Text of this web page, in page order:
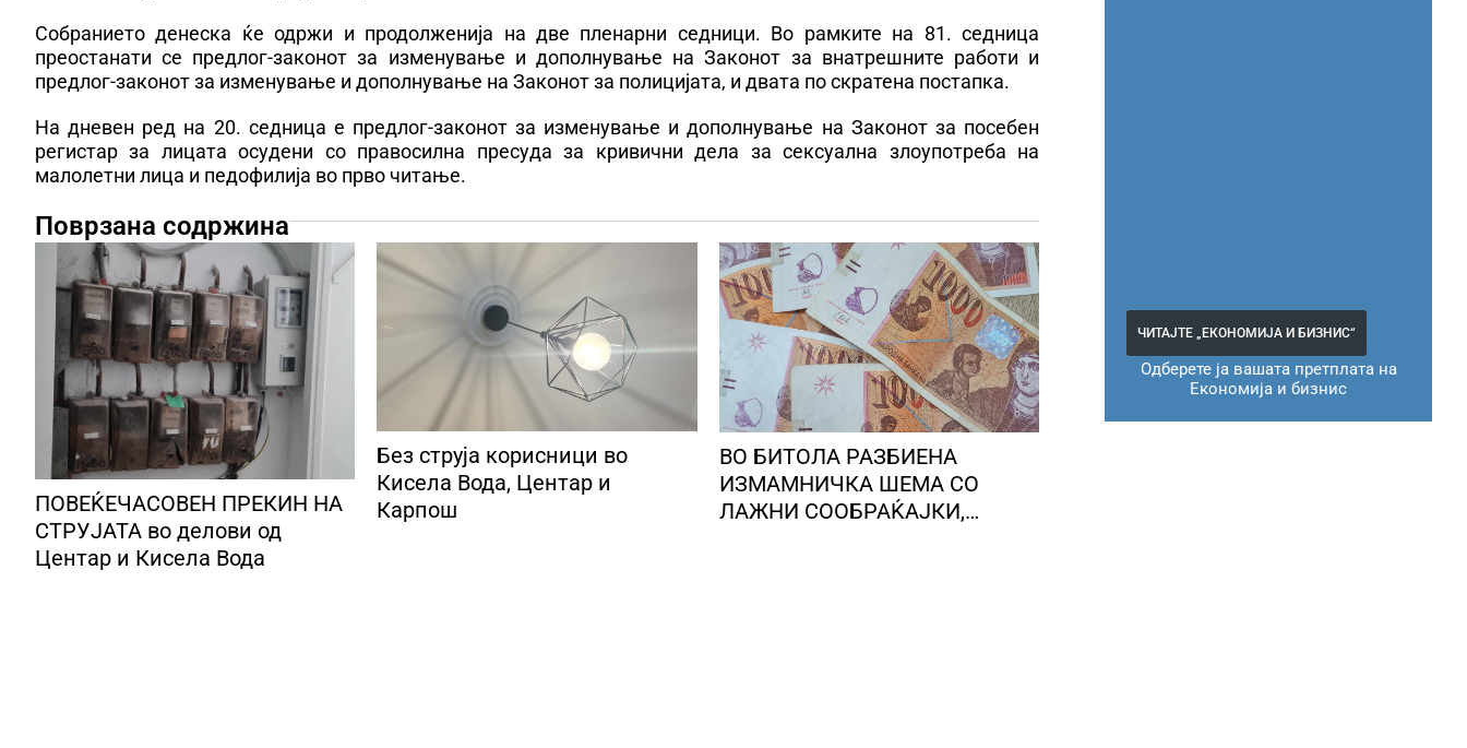
Собранието денеска ќе одржи и продолженија на две пленарни седници. Во рамките на 81. седница
преостанати се предлог-законот за изменување и дополнување на Законот за внатрешните работи и
предлог-законот за изменување и дополнување на Законот за полицијата, и двата по скратена постапка.
На дневен ред на 20. седница е предлог-законот за изменување и дополнување на Законот за посебен
регистар за лицата осудени со правосилна пресуда за кривични дела за сексуална злоупотреба на
малолетни лица и педофилија во прво читање.
Поврзана содржина
ПОВЕЌЕЧАСОВЕН ПРЕКИН НА
СТРУЈАТА во делови од
Центар и Кисела Вода
Без струја корисници во
Кисела Вода, Центар и
Карпош
ВО БИТОЛА РАЗБИЕНА
ИЗМАМНИЧКА ШЕМА СО
ЛАЖНИ СООБРАЌАЈКИ,
ЧИТАЈТЕ „ЕКОНОМИЈА И БИЗНИС“
Одберете ја вашата претплата на
Економија и бизнис